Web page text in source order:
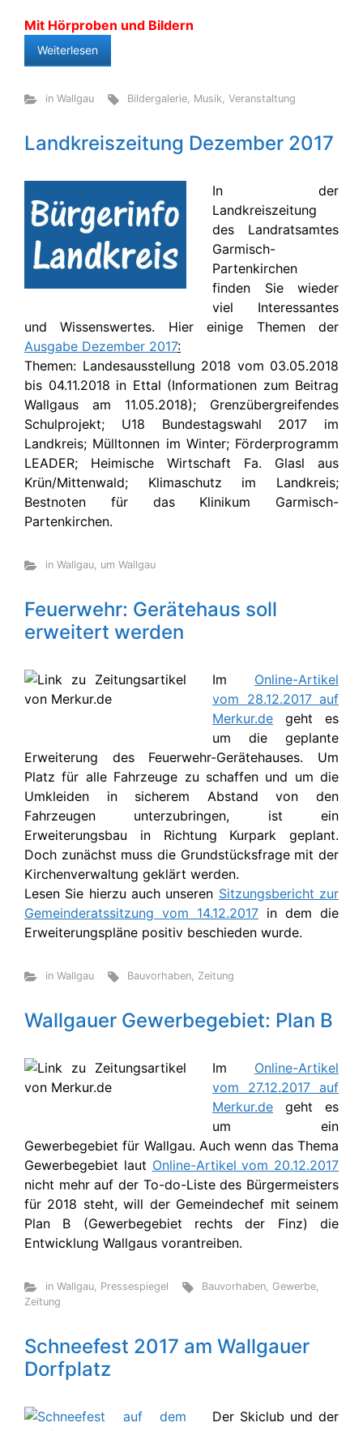
Mit Hörproben und Bildern
Weiterlesen
in Wallgau Bildergalerie, Musik,Veranstaltung
Landkreiszeitung Dezember 2017
In der
Landkreiszeitung
des Landratsamtes
Garmisch-
Partenkirchen
finden Sie wieder
viel Interessantes
und Wissenswertes. Hier einige Themen der
Ausgabe Dezember 2017:
Themen: Landesausstellung 2018 vom 03.05.2018
bis 04.11.2018 in Ettal (Informationen zum Beitrag
Wallgaus am 11.05.2018); Grenzübergreifendes
Schulprojekt; U18 Bundestagswahl 2017 im
Landkreis; Mülltonnen im Winter; Förderprogramm
LEADER; Heimische Wirtschaft Fa. Glasl aus
Krün/Mittenwald; Klimaschutz im Landkreis;
Bestnoten für das Klinikum Garmisch-
Partenkirchen.
in Wallgau, um Wallgau
Feuerwehr: Gerätehaus soll
erweitert werden
Im Online-Artikel
vom 28.12.2017 auf
Merkur.de geht es
um die geplante
Erweiterung des Feuerwehr-Gerätehauses. Um
Platz für alle Fahrzeuge zu schaffen und um die
Umkleiden in sicherem Abstand von den
Fahrzeugen unterzubringen, ist ein
Erweiterungsbau in Richtung Kurpark geplant.
Doch zunächst muss die Grundstücksfrage mit der
Kirchenverwaltung geklärt werden.
Lesen Sie hierzu auch unseren Sitzungsbericht zur
Gemeinderatssitzung vom 14.12.2017 in dem die
Erweiterungspläne positiv beschieden wurde.
in Wallgau Bauvorhaben, Zeitung
Wallgauer Gewerbegebiet: Plan B
Im Online-Artikel
vom 27.12.2017 auf
Merkur.de geht es
um ein
Gewerbegebiet für Wallgau. Auch wenn das Thema
Gewerbegebiet laut Online-Artikel vom 20.12.2017
nicht mehr auf der To-do-Liste des Bürgermeisters
für 2018 steht, will der Gemeindechef mit seinem
Plan B (Gewerbegebiet rechts der Finz) die
Entwicklung Wallgaus vorantreiben.
in Wallgau, Pressespiegel Bauvorhaben, Gewerbe,
Zeitung
Schneefest 2017 am Wallgauer
Dorfplatz
Der Skiclub und der